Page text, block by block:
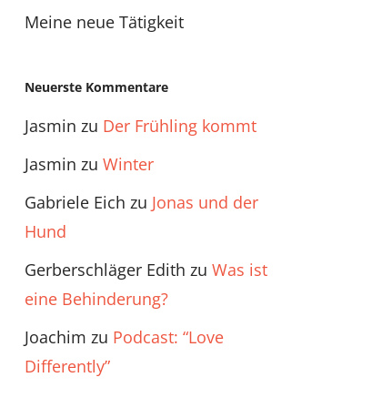
Meine neue Tätigkeit
Neuerste Kommentare
Jasmin zu Der Frühling kommt
Jasmin zu Winter
Gabriele Eich zu Jonas und der
Hund
Gerberschläger Edith zu Was ist
eine Behinderung?
Joachim zu Podcast: “Love
Differently”